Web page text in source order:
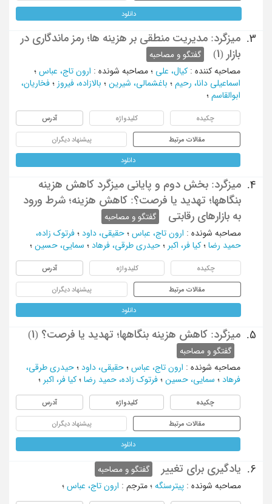
دانلود
3.
میزگرد: مدیریت منطقی بر هزینه ها؛ رمز ماندگاری در
بازار (1)
گفتگو و مصاحبه
مصاحبه کننده : کیال، علی ؛ مصاحبه شونده : ارون تاج، عباس ؛
اسماعیلی دانا، رحیم ؛ باغشمالی، شیرین ؛ بالازاده، فیروز ؛ فخاریان،
ابوالقاسم ؛
چکیده کلیدواژه آدرس
مقالات مرتبط پیشنهاد دیگران
دانلود
4.
میزگرد: بخش دوم و پایانی میزگرد کاهش هزینه
بنگاهها؛ تهدید یا فرصت؟: کاهش هزینه؛ شرط ورود
به بازارهای رقابتی
گفتگو و مصاحبه
مصاحبه شونده : ارون تاج، عباس ؛ حقیقی، داود ؛ فرتوک زاده،
حمید رضا ؛ کیا فر، اکبر ؛ حیدری طرقی، فرهاد ؛ سمایی، حسین ؛
چکیده کلیدواژه آدرس
مقالات مرتبط پیشنهاد دیگران
دانلود
5. میزگرد: کاهش هزینه بنگاهها؛ تهدید یا فرصت؟ (1)
گفتگو و مصاحبه
مصاحبه شونده : ارون تاج، عباس ؛ حقیقی، داود ؛ حیدری طرقی،
فرهاد ؛ سمایی، حسین ؛ فرتوک زاده، حمید رضا ؛ کیا فر، اکبر ؛
چکیده کلیدواژه آدرس
مقالات مرتبط پیشنهاد دیگران
دانلود
6. یادگیری برای تغییر
گفتگو و مصاحبه
مصاحبه شونده : پیترسنگه ؛ مترجم : ارون تاج، عباس ؛